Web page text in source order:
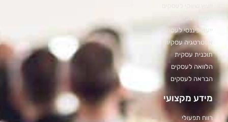
ייעוץ פיננסי לעסקים
אסטרטגיה עסקית
תוכנית עסקית
הלוואה לעסקים
הבראה לעסקים
מידע מקצועי
רווח תפעולי